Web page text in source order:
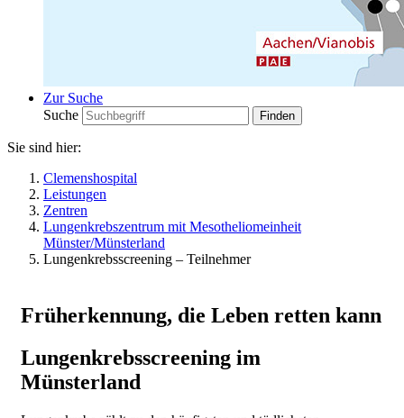
Zur Suche
Suche
Sie sind hier:
Clemenshospital
Leistungen
Zentren
Lungenkrebszentrum mit Mesotheliomeinheit
Münster/Münsterland
Lungenkrebsscreening – Teilnehmer
Früherkennung, die Leben retten kann
Lungenkrebsscreening im
Münsterland